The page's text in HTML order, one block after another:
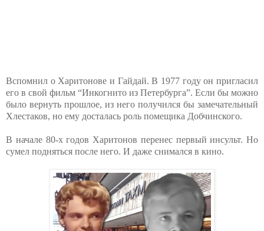
Вспомнил о Харитонове и Гайдай. В 1977 году он пригласил
его в свой фильм “Инкогнито из Петербурга”. Если бы можно
было вернуть прошлое, из него получился бы замечательный
Хлестаков, но ему досталась роль помещика Добчинского.
В начале 80-х годов Харитонов перенес первый инсульт. Но
сумел подняться после него. И даже снимался в кино.